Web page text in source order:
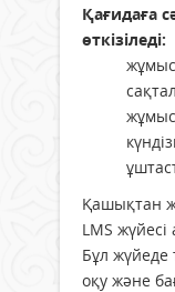
Қағидаға
өткізіледі:
Қашықтан
LMS
Бұл
оқу және